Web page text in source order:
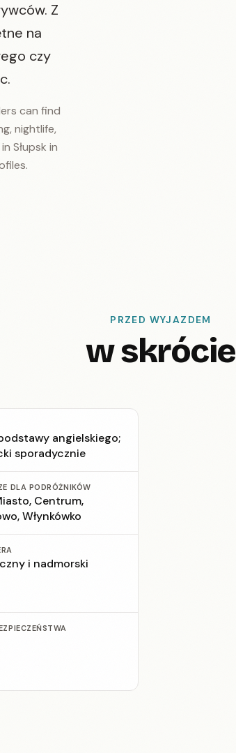
Z
na
czy
can find
nightlife,
Słupsk in
PRZED WYJAZDEM
w skrócie
angielskiego;
sporadycznie
DLA PODRÓŻNIKÓW
Centrum,
Włynkówko
i nadmorski